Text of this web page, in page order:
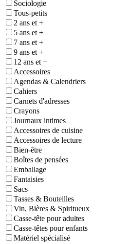
Sociologie
Tous-petits
2 ans et +
5 ans et +
7 ans et +
9 ans et +
12 ans et +
Accessoires
Agendas & Calendriers
Cahiers
Carnets d'adresses
Crayons
Journaux intimes
Accessoires de cuisine
Accessoires de lecture
Bien-être
Boîtes de pensées
Emballage
Fantaisies
Sacs
Tasses & Bouteilles
Vin, Bières & Spiritueux
Casse-tête pour adultes
Casse-têtes pour enfants
Matériel spécialisé